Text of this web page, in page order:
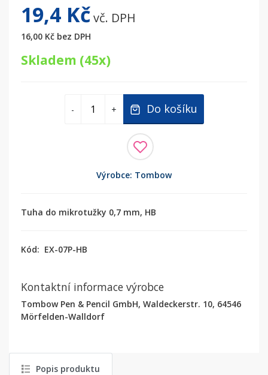
19,4 Kčvč. DPH
16,00 Kč bez DPH
Skladem (45x)
- + Do košíku
Výrobce: Tombow
Tuha do mikrotužky 0,7 mm, HB
Kód: EX-07P-HB
Kontaktní informace výrobce
Tombow Pen & Pencil GmbH, Waldeckerstr. 10, 64546
Mörfelden-Walldorf
Popis produktu